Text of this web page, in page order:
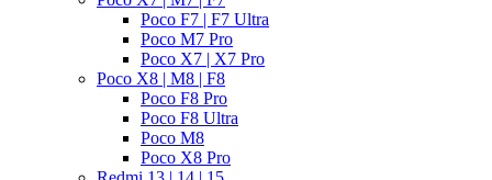
Poco F7 | F7 Ultra
Poco M7 Pro
Poco X7 | X7 Pro
Poco X8 | M8 | F8
Poco F8 Pro
Poco F8 Ultra
Poco M8
Poco X8 Pro